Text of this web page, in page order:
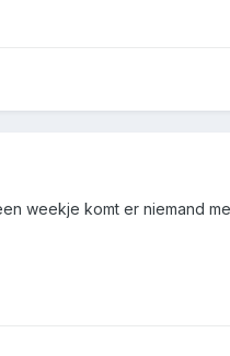
weekje komt er niemand